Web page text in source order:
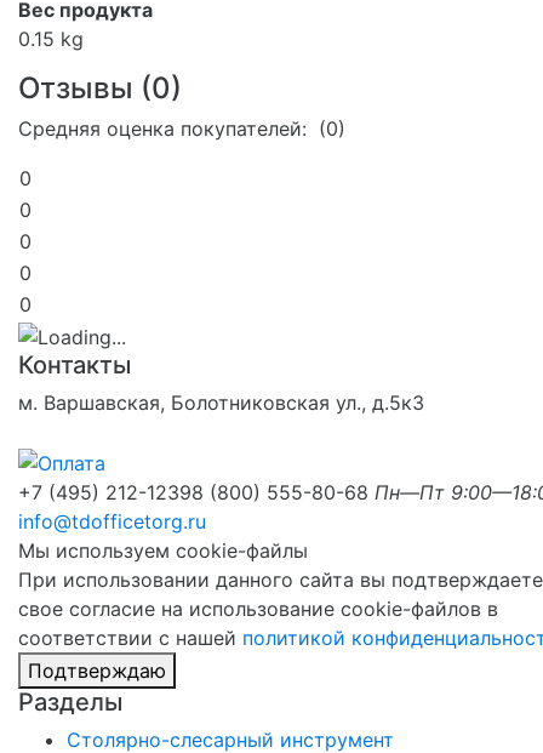
Вес продукта
0.15 kg
Отзывы (0)
Средняя оценка покупателей: (0)
0
0
0
0
0
Контакты
м. Варшавская, Болотниковская ул., д.5к3
+7 (495) 212-12398 (800) 555-80-68 Пн—Пт
info@tdofficetorg.ru
Мы используем cookie-файлы
При использовании данного сайта вы подтверждаете
свое согласие на использование cookie-файлов в
соответствии с нашей политикой
Подтверждаю
Разделы
Столярно-слесарный инструмент